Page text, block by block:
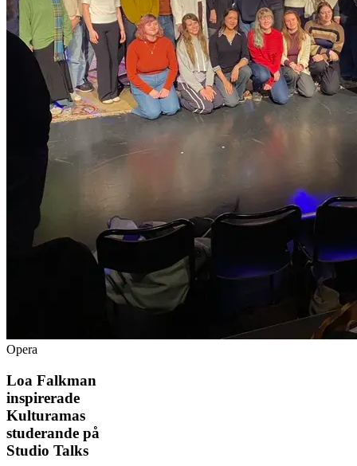
Opera
Loa Falkman
inspirerade
Kulturamas
studerande på
Studio Talks